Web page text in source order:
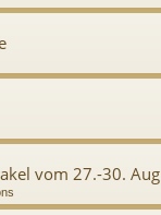
vom 27.-30. Aug